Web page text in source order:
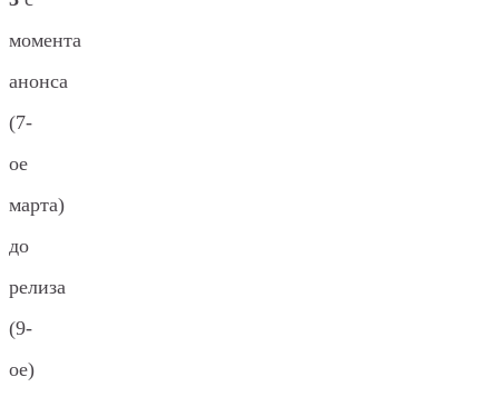
момента
анонса
(7-
ое
марта)
до
релиза
(9-
ое)